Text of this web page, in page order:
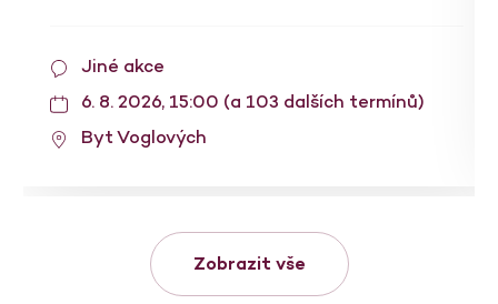
Jiné akce
6. 8. 2026, 15:00 (a 103 dalších termínů)
Byt Voglových
Zobrazit vše